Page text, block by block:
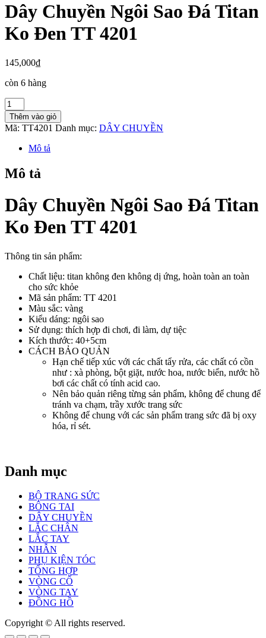
Dây Chuyền Ngôi Sao Đá Titan
Ko Đen TT 4201
145,000₫
còn 6 hàng
Dây
Chuyền
Ngôi
Sao
Ko
Đen
4201
số
lượng
Thêm vào giỏ
Mã: TT4201 Danh mục: DÂY CHUYỀN
Mô tả
Mô tả
Dây Chuyền Ngôi Sao Đá Titan
Ko Đen TT 4201
Thông tin sản phẩm:
Chất liệu: titan không đen không dị ứng, hoàn toàn an toàn
cho sức khỏe
Mã sản phẩm: TT 4201
Màu sắc: vàng
Kiểu dáng: ngôi sao
Sử dụng: thích hợp đi chơi, đi làm, dự tiệc
Kích thước: 40+5cm
CÁCH BẢO QUẢN
Hạn chế tiếp xúc với các chất tẩy rửa, các chất có cồn
như : xà phòng, bột giặt, nước hoa, nước biển, nước hồ
bơi các chất có tính acid cao.
Nên bảo quản riêng từng sản phẩm, không để chung để
tránh va chạm, trầy xước trang sức
Không để chung với các sản phẩm trang sức đã bị oxy
hóa, rỉ sét.
Danh mục
BỘ TRANG SỨC
BÔNG TAI
DÂY CHUYỀN
LẮC CHÂN
LẮC TAY
NHẪN
PHỤ KIỆN TÓC
TỔNG HỢP
VÒNG CỔ
VÒNG TAY
ĐỒNG HỒ
Copyright © All rights reserved.